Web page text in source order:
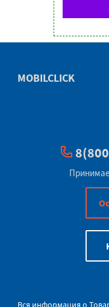
MOBILCLICK
Вся информация о